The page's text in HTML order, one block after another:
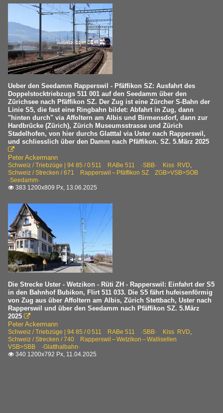
Ueber den Seedamm Rapperswil - Pfäffikon SZ: Ausfahrt des
Doppelstocktriebzugs 511 001 auf den Seedamm über den
Zürichsee nach Pfäffikon SZ. Der Zug ist eine Zürcher S-Bahn der
Linie S5, die fast eine Ringbahn bildet: Abfahrt in Zug, dann
"hinten durch" via Affoltern am Albis und Birmensdorf, dann zur
Hardbrücke (Zürich), Zürich Museumsstrasse und Zürich
Stadelhofen, von hier durchs Glatttal via Uster nach Rapperswil,
und schliesslich über den Damm nach Pfäffikon. SZ. 5.März 2025

Peter Ackermann
Schweiz / Triebzüge | 94 85 / 0 511 RABe 511 ·SBB· Kiss RVD,
Schweiz / Strecken / 671 Rapperswil – Pfäffikon SZ ZGB>VSB>SOB
·Seedamm·
 383 1200x809 Px, 13.06.2025
Die Strecke Uster - Wetzikon - Rüti ZH - Rapperswil: Einfahrt der S5
in den Bahnhof Bubikon, Flirt 511 033. Die S5 fährt hufeisenförmig
von Zug aus über Affoltern am Albis, Zürich Stettbach, Uster nach
Rapperswil und über den Seedamm nach Pfäffikon SZ. 5.März
2025 
Peter Ackermann
Schweiz / Triebzüge | 94 85 / 0 511 RABe 511 ·SBB· Kiss RVD,
Schweiz / Strecken / 740 Rapperswil – Wetzikon – Wallisellen
VSB>SBB ·Glatthalbahn·
 340 1200x792 Px, 11.04.2025